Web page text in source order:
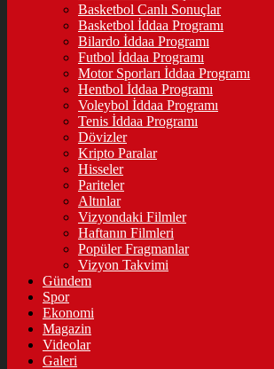
Basketbol Canlı Sonuçlar
Basketbol İddaa Programı
Bilardo İddaa Programı
Futbol İddaa Programı
Motor Sporları İddaa Programı
Hentbol İddaa Programı
Voleybol İddaa Programı
Tenis İddaa Programı
Dövizler
Kripto Paralar
Hisseler
Pariteler
Altınlar
Vizyondaki Filmler
Haftanın Filmleri
Popüler Fragmanlar
Vizyon Takvimi
Gündem
Spor
Ekonomi
Magazin
Videolar
Galeri